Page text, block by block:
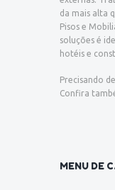
da mais alta
Pisos e
soluções é
hotéis e
Precisando
Confira
MENU DE